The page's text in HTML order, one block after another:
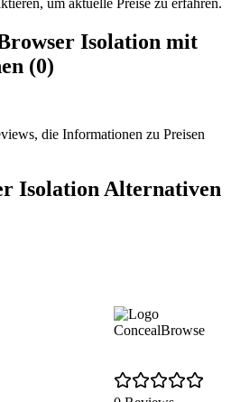
um aktuelle Preise zu erfahren.
Isolation mit
(0)
die Informationen zu Preisen
Isolation Alternativen
ConcealBrowse